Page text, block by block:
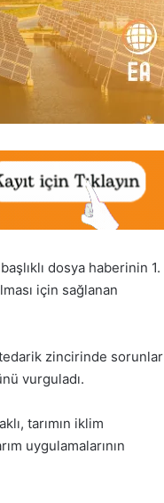
dosya haberinin 1.
için sağlanan
zincirinde sorunlar
vurguladı.
tarımın iklim
uygulamalarının